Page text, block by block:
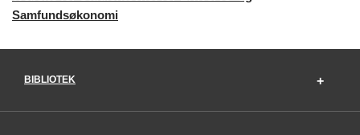
Samfundsøkonomi
BIBLIOTEK